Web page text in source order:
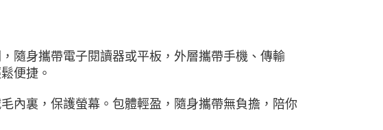
隨身攜帶電子閱讀器或平板，外層攜帶手機、傳輸
便捷。
內裏，保護螢幕。包體輕盈，隨身攜帶無負擔，陪你